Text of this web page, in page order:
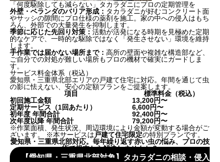
「何度駆除しても減らない」タカラダニにプロの定期管理を
外壁・ベランダのバリア形成： タカラダニが好むコンクリート面
やサッシの隙間にプロ仕様の薬剤を施工。家の中への侵入はもち
ろん、外部での大量発生を抑制します。
季節に応じた先回り対策： 活動が活発になる時期を見極めた定期
的なケアで、一時的な駆除ではなく「発生させない」環境を維持
します。
手作業では届かない場所まで： 高所の壁面や複雑な構造部など、
ご自分での対処が難しい場所もプロの機材で確実にガードしま
す。
サービス料金体系（税込）
愛知県・三重県北部エリアの戸建て住宅に対応。年間を通じて虫
の影に怯えない、安心の定額プランをご提案します。
項目
標準料金（税込）
初回施工金額
13,200円〜
定期サービス（1回あたり）
6,600円〜
初年度 年間合計
92,400円〜
次年度以降 年間合計
79,200円〜
※作業面積、発生状況、周辺環境により金額が変動する場合がご
ざいます。 ※本サービスは戸建て住宅限定の特別プランです。
愛知県・三重県北部対応。毎年繰り返す赤い虫の悩み、プロの技
術で根本から解決しませんか？
【愛知県・三重県北部対象】タカラダニの相談・侵入
タカラダニ害はあるの？
タカラダニはどうして発生するの？
外壁を埋め尽くす「赤い虫」を防ぐ。ダスキンのタカ
ラダニ対策サービス